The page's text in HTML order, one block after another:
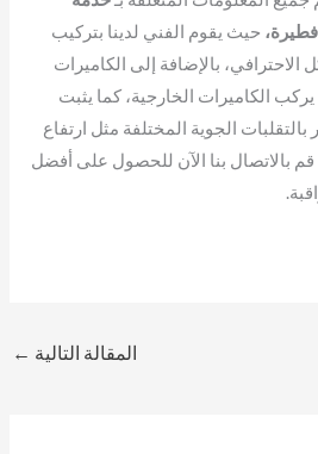
حيث يقوم الفني لدينا بتركيب
الاحترافي، بالإضافة إلى الكاميرات
يركب الكاميرات الخارجية، كما يثبت
بالتقلبات الجوية المختلفة مثل ارتفاع
قم بالاتصال بنا الآن للحصول على أفضل
المقالة التالية ←